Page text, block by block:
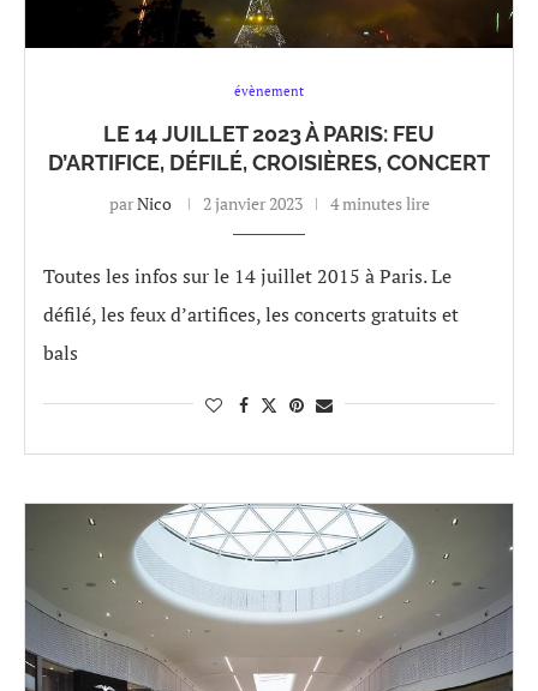
évènement
LE 14 JUILLET 2023 À PARIS: FEU
D’ARTIFICE, DÉFILÉ, CROISIÈRES, CONCERT
parNico 2 janvier 2023 4 minutes lire
Toutes les infos sur le 14 juillet 2015 à Paris. Le
défilé, les feux d’artifices, les concerts gratuits et
bals